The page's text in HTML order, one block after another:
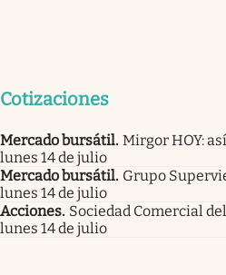
Cotizaciones
Mercado bursátil. Mirgor HOY:
lunes 14 de julio
Mercado bursátil. Grupo
lunes 14 de julio
Acciones. Sociedad Comercial
lunes 14 de julio